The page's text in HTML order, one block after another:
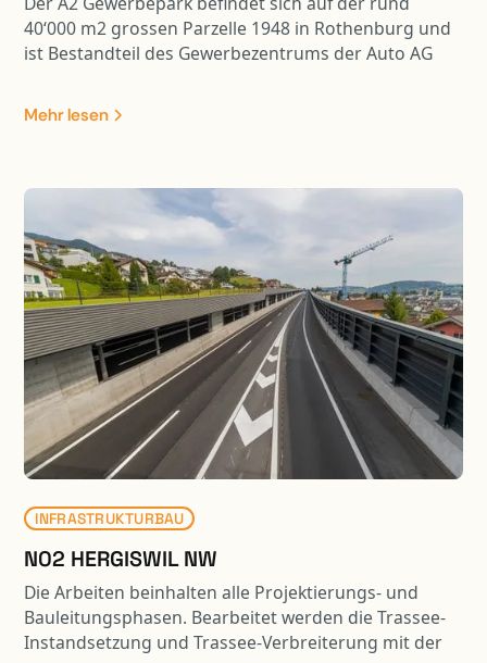
40‘000 m2 grossen Parzelle 1948 in Rothenburg und
ist Bestandteil des Gewerbezentrums der Auto AG
stehen total 10‘000 m2 für Büro-, Ausstellungs- und
Gewerbeflächen zur Verfügung. Das zugehörige 6-
Gewerbegebäude verbunden. Die Tragwerke beider
Gebäude sind in Stahlbeton-Skelettbauweise
ausgeführt, welche sämtliche Anforderungen an die
Wirtschaftlichkeit und Flexibilität der Bauherrschaft
erfüllen. Damit die Gelenkbusse mit genügendem
Wendekreis in die benachbarte Halle einbiegen
können, ragt das Parking über die entsprechende
Verkehrsfläche. Die auskragenden Parkdecks sind
mittels Stützenvorspannung an den massiven
Dachträgern aufgehängt. Durch die aktive
Krafteinleitung werden die Verformungen der
schlanken Flachdecken auf ein gebrauchstaugliches
Mass begrenzt.
Mehr lesen
INFRASTRUKTURBAU
N02 HERGISWIL NW
Die Arbeiten beinhalten alle Projektierungs- und
Bauleitungsphasen. Bearbeitet werden die Trassee-
Instandsetzung und Trassee-Verbreiterung mit der